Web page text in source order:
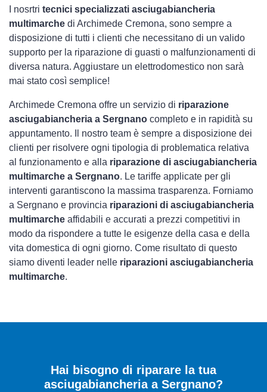
I nosrtri tecnici specializzati asciugabiancheria
multimarche di Archimede Cremona, sono sempre a
disposizione di tutti i clienti che necessitano di un valido
supporto per la riparazione di guasti o malfunzionamenti di
diversa natura. Aggiustare un elettrodomestico non sarà
mai stato così semplice!
Archimede Cremona offre un servizio di riparazione
asciugabiancheria a Sergnano completo e in rapidità su
appuntamento. Il nostro team è sempre a disposizione dei
clienti per risolvere ogni tipologia di problematica relativa
al funzionamento e alla riparazione di asciugabiancheria
multimarche a Sergnano. Le tariffe applicate per gli
interventi garantiscono la massima trasparenza. Forniamo
a Sergnano e provincia riparazioni di asciugabiancheria
multimarche affidabili e accurati a prezzi competitivi in
modo da rispondere a tutte le esigenze della casa e della
vita domestica di ogni giorno. Come risultato di questo
siamo diventi leader nelle riparazioni asciugabiancheria
multimarche.
Hai bisogno di riparare la tua
asciugabiancheria a Sergnano?